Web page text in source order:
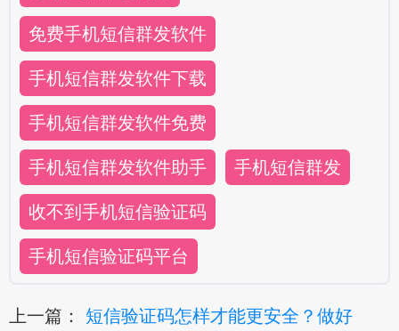
免费手机短信群发软件
手机短信群发软件下载
手机短信群发软件免费
手机短信群发软件助手 手机短信群发
收不到手机短信验证码
手机短信验证码平台
上一篇： 短信验证码怎样才能更安全？做好